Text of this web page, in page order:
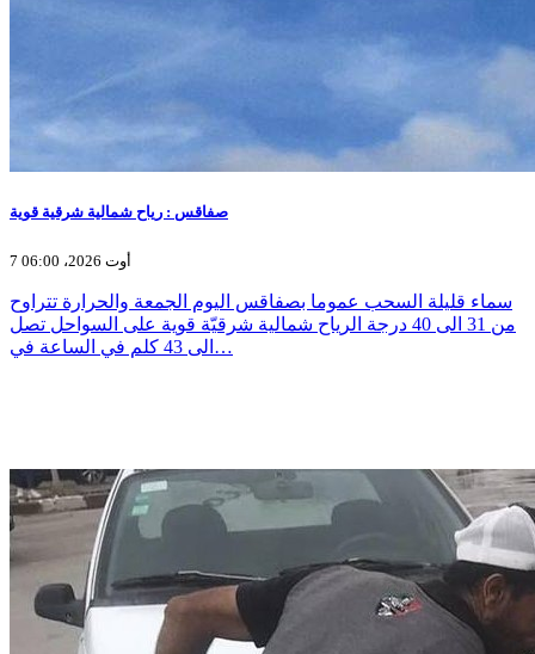
صفاقس : رياح شمالية شرقية قوية
7 أوت 2026، 06:00
سماء قليلة السحب عموما بصفاقس اليوم الجمعة والحرارة تتراوح
من 31 الى 40 درجة الرياح شمالية شرقيّة قوية على السواحل تصل
الى 43 كلم في الساعة في…